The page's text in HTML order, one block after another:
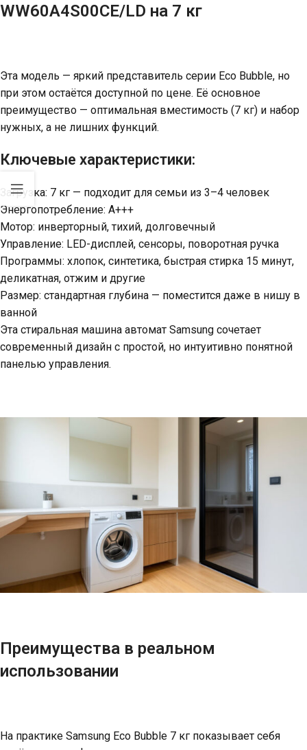
WW60A4S00CE/LD на 7 кг
Эта модель — яркий представитель серии Eco Bubble, но
при этом остаётся доступной по цене. Её основное
преимущество — оптимальная вместимость (7 кг) и набор
нужных, а не лишних функций.
Ключевые характеристики:
Загрузка: 7 кг — подходит для семьи из 3–4 человек
Энергопотребление: A+++
Мотор: инверторный, тихий, долговечный
Управление: LED-дисплей, сенсоры, поворотная ручка
Программы: хлопок, синтетика, быстрая стирка 15 минут,
деликатная, отжим и другие
Размер: стандартная глубина — поместится даже в нишу в
ванной
Эта стиральная машина автомат Samsung сочетает
современный дизайн с простой, но интуитивно понятной
панелью управления.
Преимущества в реальном
использовании
На практике Samsung Eco Bubble 7 кг показывает себя